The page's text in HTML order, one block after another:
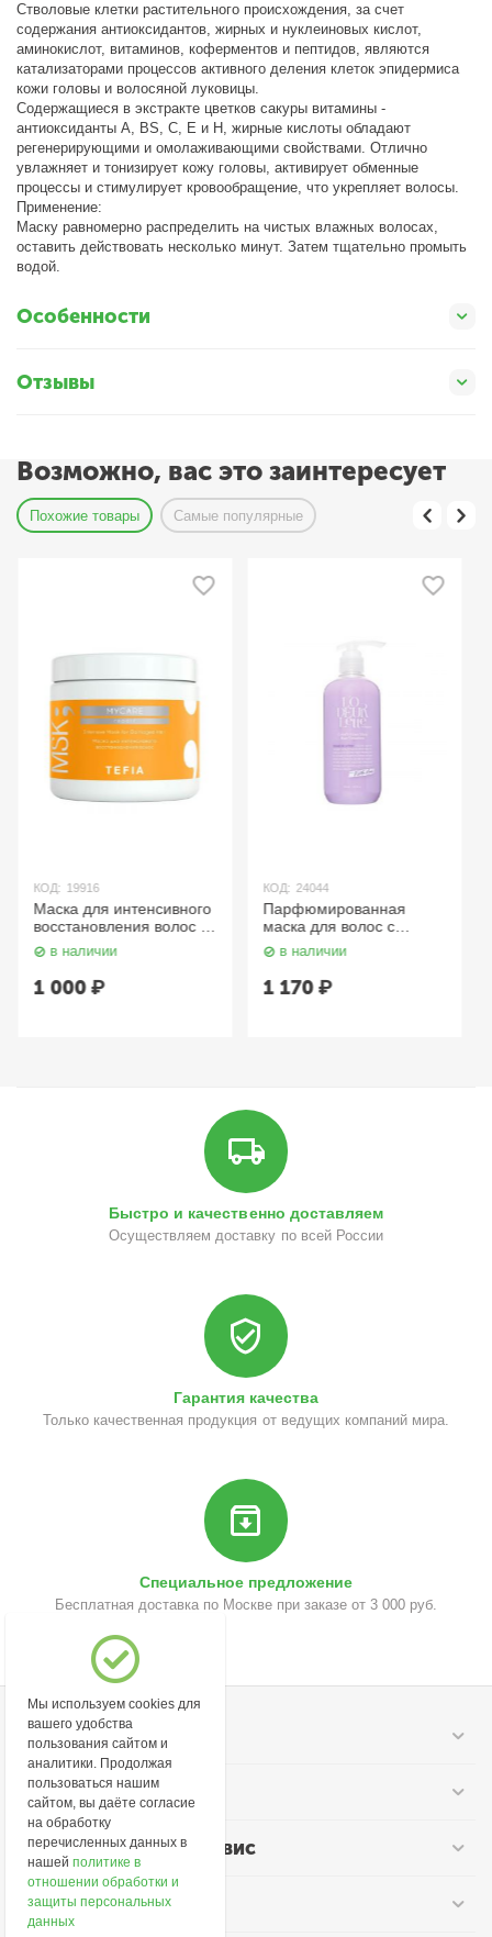
Стволовые клетки растительного происхождения, за счет
содержания антиоксидантов, жирных и нуклеиновых кислот,
аминокислот, витаминов, коферментов и пептидов, являются
катализаторами процессов активного деления клеток эпидермиса
кожи головы и волосяной луковицы.
Содержащиеся в экстракте цветков сакуры витамины -
антиоксиданты A, BS, C, E и H, жирные кислоты обладают
регенерирующими и омолаживающими свойствами. Отлично
увлажняет и тонизирует кожу головы, активирует обменные
процессы и стимулирует кровообращение, что укрепляет волосы.
Применение:
Маску равномерно распределить на чистых влажных волосах,
оставить действовать несколько минут. Затем тщательно промыть
водой.
Особенности
Отзывы
Возможно, вас это заинтересует
Похожие товары Самые популярные
КОД: 19916
Маска для интенсивного
восстановления волос /
Intensive Mask for
Damaged Hair, 500 мл
TEFIA Mycare
в наличии
1 000 ₽
КОД: 24044
Парфюмированная
маска для волос c
ароматом белого
мускуса 500 мл
LODEURLETTE
в наличии
1 170 ₽
Быстро и качественно доставляем
Осуществляем доставку по всей России
Гарантия качества
Только качественная продукция от ведущих компаний мира.
Специальное предложение
Бесплатная доставка по Москве при заказе от 3 000 руб.
Моя учетная запись
Информация
Покупательский сервис
Контакты
Мы используем cookies для
вашего удобства
пользования сайтом и
аналитики. Продолжая
пользоваться нашим
сайтом, вы даёте согласие
на обработку
перечисленных данных в
нашейполитике в
отношении обработки и
защиты персональных
данных